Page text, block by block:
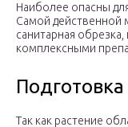
Наиболее опасны
Самой действенной
санитарная
комплексными
Так как растение